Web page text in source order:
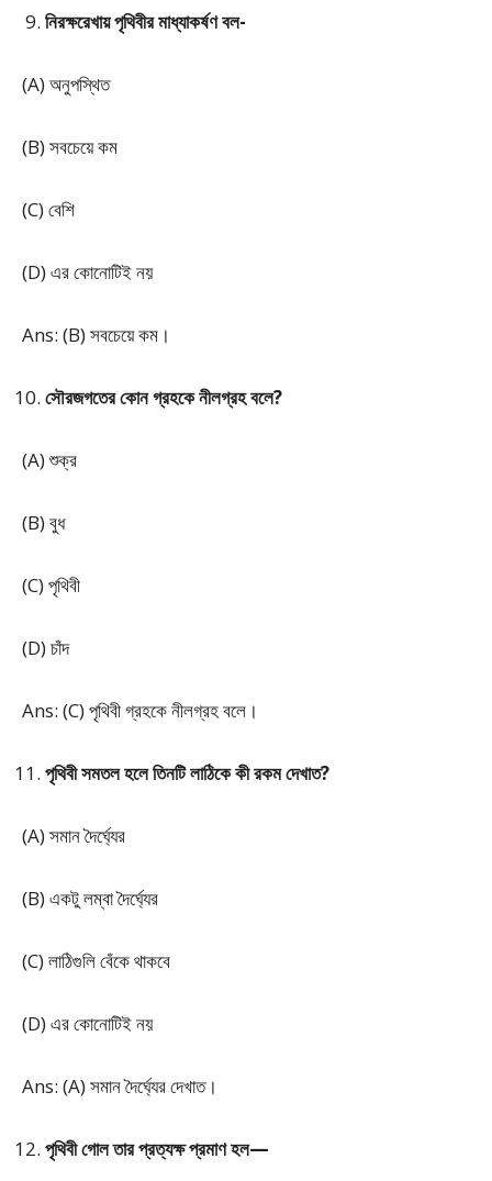
নিরক্ষরেখায় পৃথিবীর মাধ্যাকর্ষণ বল-
(A) অনুপস্থিত
(B) সবচেয়ে কম
(C) বেশি
(D) এর কোনোটিই নয়
Ans: (B) সবচেয়ে কম।
সৌরজগতের কোন গ্রহকে নীলগ্রহ বলে?
(A) শুক্র
(B) বুধ
(C) পৃথিবী
(D) চাঁদ
Ans: (C) পৃথিবী গ্রহকে নীলগ্রহ বলে।
পৃথিবী সমতল হলে তিনটি লাঠিকে কী রকম দেখাত?
(A) সমান দৈর্ঘ্যের
(B) একটু লম্বা দৈর্ঘ্যের
(C) লাঠিগুলি বেঁকে থাকবে
(D) এর কোনোটিই নয়
Ans: (A) সমান দৈর্ঘ্যের দেখাত।
পৃথিবী গোল তার প্রত্যক্ষ প্রমাণ হল—